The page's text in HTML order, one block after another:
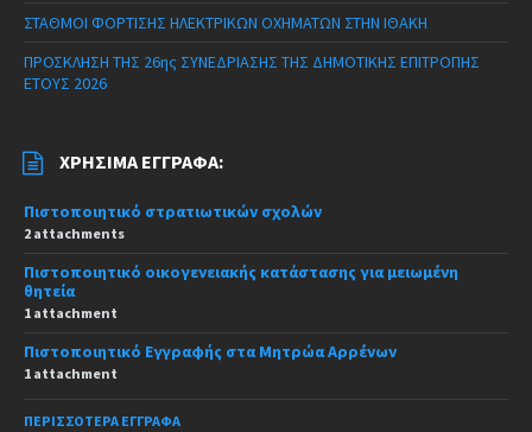
ΣΤΑΘΜΟΙ ΦΟΡΤΙΣΗΣ ΗΛΕΚΤΡΙΚΩΝ ΟΧΗΜΑΤΩΝ ΣΤΗΝ ΙΘΑΚΗ
ΠΡΟΣΚΛΗΣΗ ΤΗΣ 26ης ΣΥΝΕΔΡΙΑΣΗΣ ΤΗΣ ΔΗΜΟΤΙΚΗΣ ΕΠΙΤΡΟΠΗΣ
ΕΤΟΥΣ 2026
ΧΡΉΣΙΜΑ ΈΓΓΡΑΦΑ:
Πιστοποιητικό στρατιωτικών σχολών
2 attachments
Πιστοποιητικό οικογενειακής κατάστασης για μειωμένη
θητεία
1 attachment
Πιστοποιητικό Εγγραφής στα Μητρώα Αρρένων
1 attachment
ΠΕΡΙΣΣΌΤΕΡΑ ΈΓΓΡΑΦΑ